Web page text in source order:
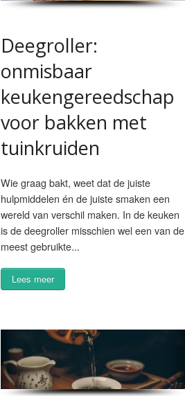
Deegroller:
onmisbaar
keukengereedschap
voor bakken met
tuinkruiden
Wie graag bakt, weet dat de juiste
hulpmiddelen én de juiste smaken een
wereld van verschil maken. In de keuken
is de deegroller misschien wel een van de
meest gebruikte...
Lees meer